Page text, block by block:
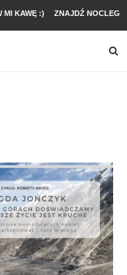
MI KAWĘ :)
ZNAJDŹ NOCLEG